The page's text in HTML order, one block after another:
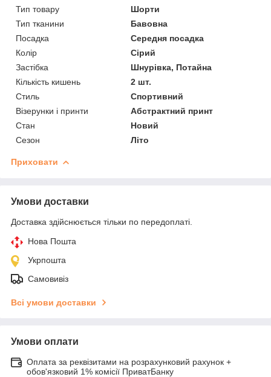
Тип товару
Шорти
Тип тканини
Бавовна
Посадка
Середня посадка
Колір
Сірий
Застібка
Шнурівка, Потайна
Кількість кишень
2 шт.
Стиль
Спортивний
Візерунки і принти
Абстрактний принт
Стан
Новий
Сезон
Літо
Приховати
Умови доставки
Доставка здійснюється тільки по передоплаті.
Нова Пошта
Укрпошта
Самовивіз
Всі умови доставки
Умови оплати
Оплата за реквізитами на розрахунковий рахунок +
обов'язковий 1% комісії ПриватБанку